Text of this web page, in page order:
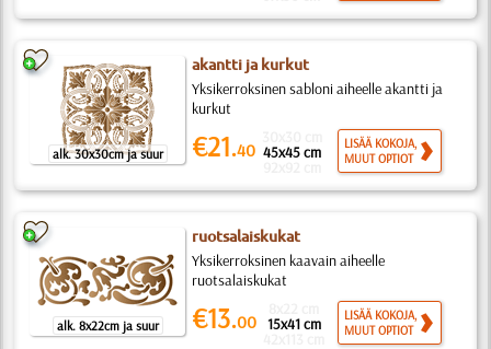
alk. 30x30cm ja suur
akantti ja kurkut
Yksikerroksinen sabloni aiheelle akantti ja
kurkut
€21.40 45x45 cm
LISÄÄ KOKOJA,
MUUT OPTIOT
alk. 8x22cm ja suur
ruotsalaiskukat
Yksikerroksinen kaavain aiheelle
ruotsalaiskukat
€13.00 15x41 cm
LISÄÄ KOKOJA,
MUUT OPTIOT